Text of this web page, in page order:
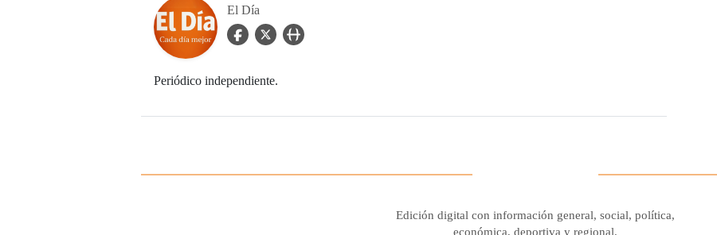
El Día
facebook Icon
twitter Iconuser_url Icon
Periódico independiente.
Edición digital con información general, social, política,
económica, deportiva y regional.